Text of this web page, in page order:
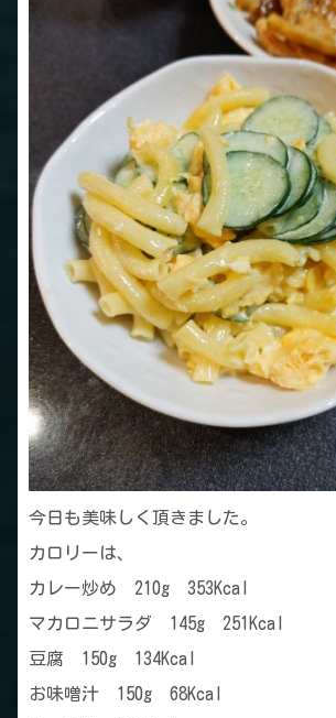
今日も美味しく頂きました。
カロリーは、
カレー炒め 210g 353Kcal
マカロニサラダ 145g 251Kcal
豆腐 150g 134Kcal
お味噌汁 150g 68Kcal